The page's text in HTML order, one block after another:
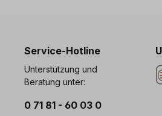
Service-Hotline
Unterstützung und
Beratung unter:
0 71 81 - 60 03 0